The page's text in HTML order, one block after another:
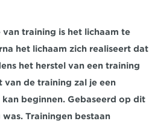
training is het lichaam te
het lichaam zich realiseert dat
het herstel van een training
de training zal je een
beginnen. Gebaseerd op dit
Trainingen bestaan